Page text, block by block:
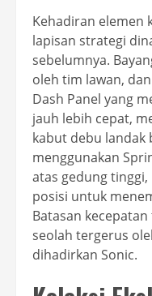
Kehadiran elemen
lapisan strategi
sebelumnya.
oleh tim lawan,
Dash Panel yang
jauh lebih cepat,
kabut debu landak
menggunakan
atas gedung
posisi untuk
Batasan
seolah tergerus
dihadirkan Sonic.